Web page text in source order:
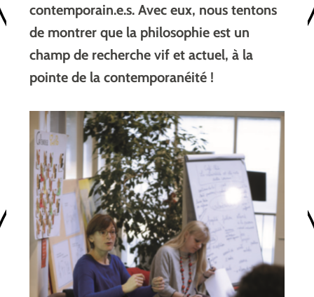
contemporain.e.s. Avec eux, nous tentons
de montrer que la philosophie est un
champ de recherche vif et actuel, à la
pointe de la contemporanéité !